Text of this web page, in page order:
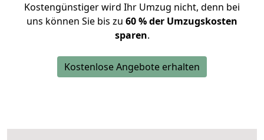
Kostengünstiger wird Ihr Umzug nicht, denn bei
uns können Sie bis zu 60 % der Umzugskosten
sparen.
Kostenlose Angebote erhalten